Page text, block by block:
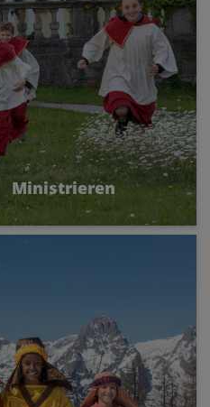
Ministrieren